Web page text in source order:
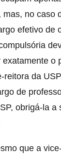
mas, no caso
efetivo de
exatamente o
reitora da
de
obrigá-la a
que a